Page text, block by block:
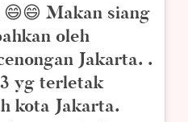
Makan siang
oleh
Jakarta. .
yg terletak
kota Jakarta.